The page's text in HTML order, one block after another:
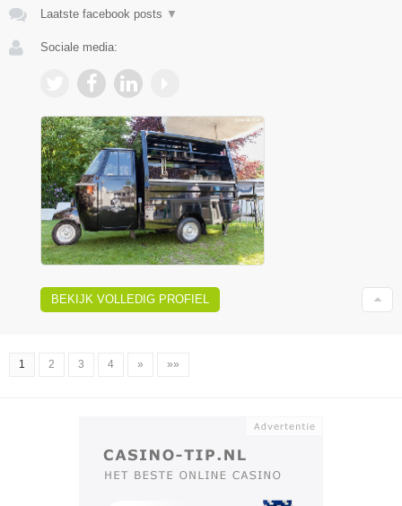
Laatste facebook posts ▼
Sociale media:
BEKIJK VOLLEDIG PROFIEL
1 2 3 4 » »»